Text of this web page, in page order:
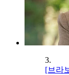
3.
[브라